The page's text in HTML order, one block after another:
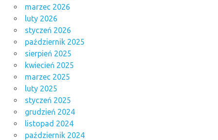
marzec 2026
luty 2026
styczeń 2026
październik 2025
sierpień 2025
kwiecień 2025
marzec 2025
luty 2025
styczeń 2025
grudzień 2024
listopad 2024
październik 2024